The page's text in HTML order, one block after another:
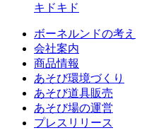
キドキド
ボーネルンドの考え
会社案内
商品情報
あそび環境づくり
あそび道具販売
あそび場の運営
プレスリリース